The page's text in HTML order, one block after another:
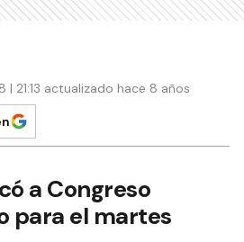
| 21:13 actualizado hace 8 años
a Congreso
para el martes